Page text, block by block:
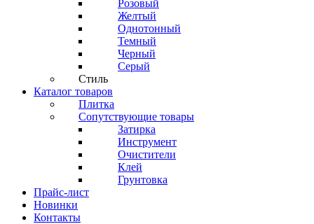
Розовый
Желтый
Однотонный
Темный
Черный
Серый
Стиль
Каталог товаров
Плитка
Сопутствующие товары
Затирка
Инструмент
Очистители
Клей
Грунтовка
Прайс-лист
Новинки
Контакты